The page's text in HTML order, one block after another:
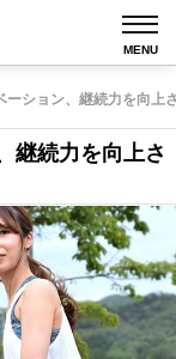
MENU
ーション、継続力を向上
継続力を向上さ